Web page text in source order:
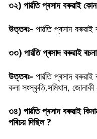
৩২) পাৰ্ৱতি প্ৰসাদ বৰুৱাই
উত্তৰঃ- পাৰ্ৱতি প্ৰসাদ
৩৩) পাৰ্ৱতি প্ৰসাদ বৰুৱাই
উত্তৰঃ- পাৰ্ৱতি প্ৰসাদ
কলা সংস্কৃতি,সমিধান,
৩৪) পাৰ্ৱতি প্ৰসাদ বৰুৱাই
পৰিচয় দিছিল ?